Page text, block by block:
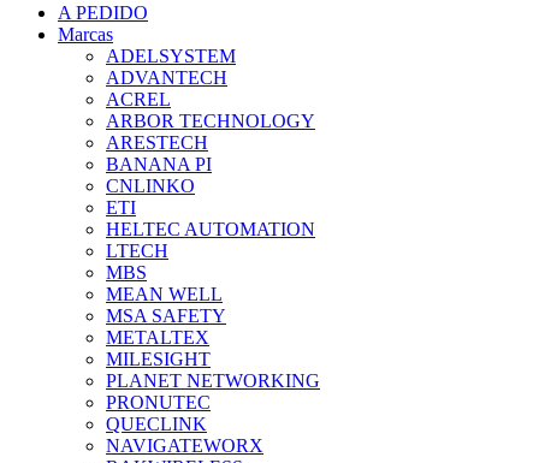
A PEDIDO
Marcas
ADELSYSTEM
ADVANTECH
ACREL
ARBOR TECHNOLOGY
ARESTECH
BANANA PI
CNLINKO
ETI
HELTEC AUTOMATION
LTECH
MBS
MEAN WELL
MSA SAFETY
METALTEX
MILESIGHT
PLANET NETWORKING
PRONUTEC
QUECLINK
NAVIGATEWORX